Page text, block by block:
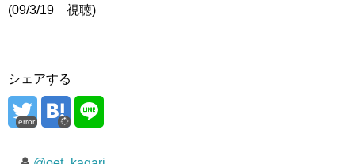
(09/3/19 視聴)
シェアする
error